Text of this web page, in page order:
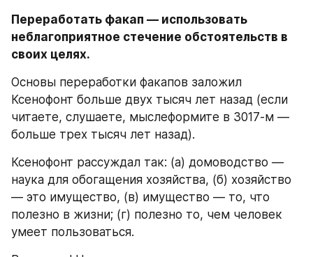
Переработать факап — использовать
неблагоприятное стечение обстоятельств в
своих целях.
Основы переработки факапов заложил
Ксенофонт больше двух тысяч лет назад (если
читаете, слушаете, мыслеформите в 3017-м —
больше трех тысяч лет назад).
Ксенофонт рассуждал так: (а) домоводство —
наука для обогащения хозяйства, (б) хозяйство
— это имущество, (в) имущество — то, что
полезно в жизни; (г) полезно то, чем человек
умеет пользоваться.